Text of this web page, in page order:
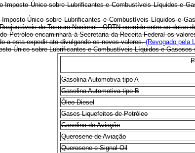
Imposto Único sobre Lubrificantes e Combustíveis Líquidos e
Único sobre Lubrificantes e Combustíveis Líquidos e
do Tesouro Nacional - ORTN ocorrida entre as datas
Petróleo encaminhará à Secretaria da Receita Federal os
a esta expedir ato divulgando os novos valores.(Revogado pela
Único sobre Lubrificantes e Combustíveis Líquidos e
Gasolina Automotiva tipo A
Gasolina Automotiva tipo B
Óleo Diesel
Gases Liquefeitos de Petróleo
Gasolina de Aviação
Querosene de Aviação
Querosene e Signal Oil